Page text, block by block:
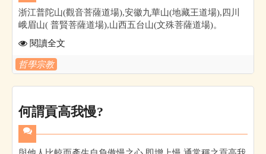
浙江普陀山(觀音菩薩道場),安徽九華山(地藏王道場),四川
峨眉山( 普賢菩薩道場),山西五台山(文殊菩薩道場)。
閱讀全文
哲學宗教
何謂貢高我慢?